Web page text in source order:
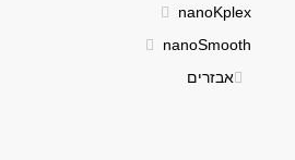
nanoKplex
nanoSmooth
אבזרים